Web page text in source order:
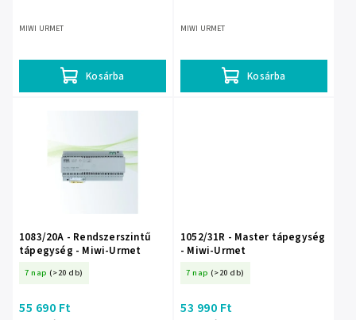
Kosárba
MIWI URMET
Kosárba
MIWI URMET
1083/20A - Rendszerszintű
tápegység - Miwi-Urmet
7 nap (>20 db)
55 690 Ft
1052/31R - Master tápegység
- Miwi-Urmet
7 nap (>20 db)
53 990 Ft